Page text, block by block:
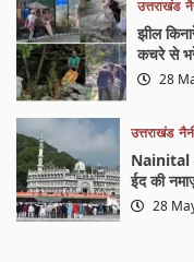
उत्तराखंड
झील
कचरे से
28
उत्तराखंड
Nainital
ईद की
28